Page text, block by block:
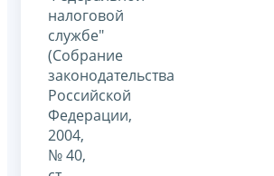
налоговой
службе"
(Собрание
законодательства
Российской
Федерации,
2004,
№ 40,